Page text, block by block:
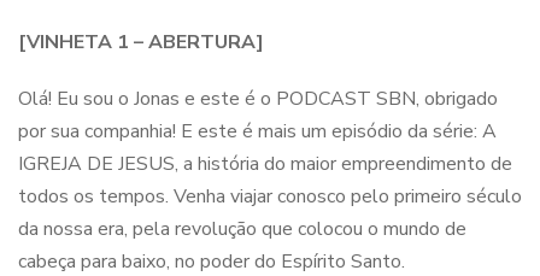
[VINHETA 1 – ABERTURA]
Olá! Eu sou o Jonas e este é o PODCAST SBN, obrigado
por sua companhia! E este é mais um episódio da série: A
IGREJA DE JESUS, a história do maior empreendimento de
todos os tempos. Venha viajar conosco pelo primeiro século
da nossa era, pela revolução que colocou o mundo de
cabeça para baixo, no poder do Espírito Santo.